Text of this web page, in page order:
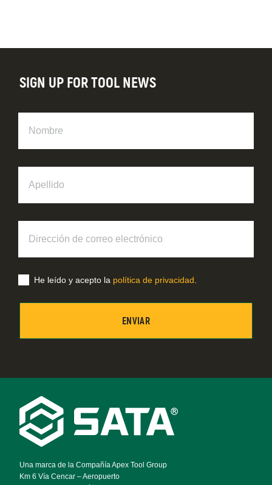
Footer
Navigation
Una marca de la Compañía Apex Tool Group
Km 6 Vía Cencar – Aeropuerto
SIGN UP FOR TOOL NEWS
correo
electrónico
He leído y acepto la política de privacidad